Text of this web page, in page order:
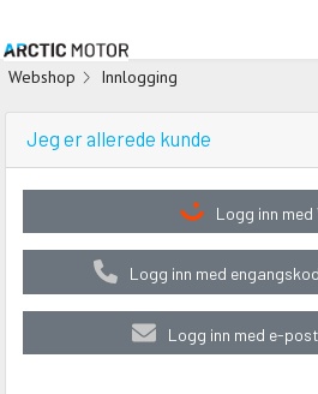
Webshop Innlogging
Jeg er allerede kunde
Logg inn med
Logg inn med
Logg inn med e-